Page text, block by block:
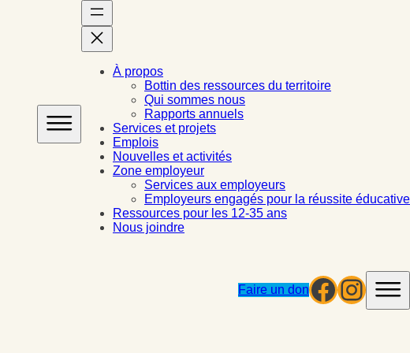
À propos
Bottin des ressources du territoire
Qui sommes nous
Rapports annuels
Services et projets
Emplois
Nouvelles et activités
Zone employeur
Services aux employeurs
Employeurs engagés pour la réussite éducative
Ressources pour les 12-35 ans
Nous joindre
Faire un don